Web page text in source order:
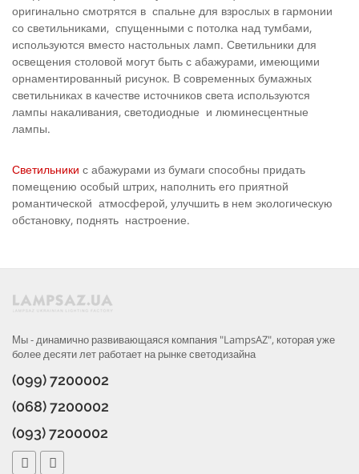
оригинально смотрятся в спальне для взрослых в гармонии
со светильниками, спущенными с потолка над тумбами,
используются вместо настольных ламп. Светильники для
освещения столовой могут быть с абажурами, имеющими
орнаментированный рисунок. В современных бумажных
светильниках в качестве источников света используются
лампы накаливания, светодиодные и люминесцентные
лампы.
Светильники с абажурами из бумаги способны придать
помещению особый штрих, наполнить его приятной
романтической атмосферой, улучшить в нем экологическую
обстановку, поднять настроение.
Мы - динамично развивающаяся компания "LampsAZ", которая уже
более десяти лет работает на рынке светодизайна
(099) 7200002
(068) 7200002
(093) 7200002